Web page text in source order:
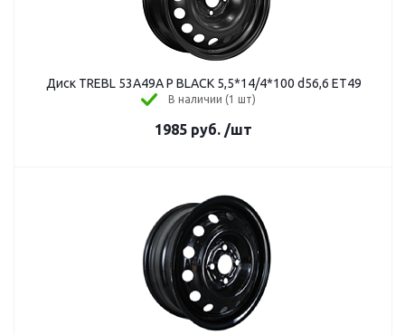
Диск TREBL 53A49A P BLACK 5,5*14/4*100 d56,6 ЕТ49
В наличии (1 шт)
1985 руб. /шт